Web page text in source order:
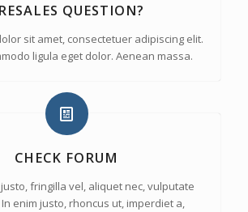
QUESTION?
sit amet, consectetuer adipiscing elit.
ligula eget dolor. Aenean massa.
CHECK FORUM
fringilla vel, aliquet nec, vulputate
enim justo, rhoncus ut, imperdiet a,